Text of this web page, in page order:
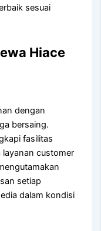
sesuai
Hiace
dengan
bersaing.
fasilitas
customer
setiap
dalam kondisi